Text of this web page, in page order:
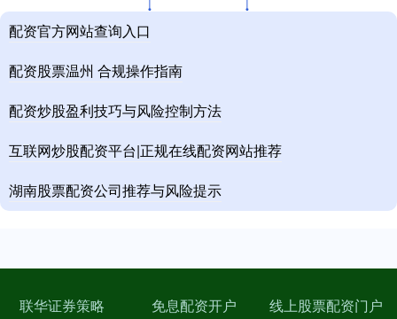
配资官方网站查询入口
配资股票温州 合规操作指南
配资炒股盈利技巧与风险控制方法
互联网炒股配资平台|正规在线配资网站推荐
湖南股票配资公司推荐与风险提示
联华证券策略 免息配资开户 线上股票配资门户